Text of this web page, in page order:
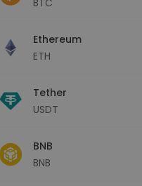
Ethereum
ETH
Tether
USDT
BNB
BNB